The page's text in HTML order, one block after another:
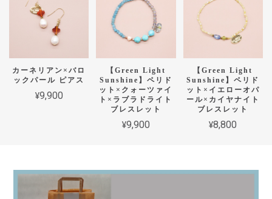
カーネリアン×バロ
ックパール ピアス
¥9,900
【Green Light
Sunshine】ペリド
ット×クォーツァイ
ト×ラブラドライト
ブレスレット
¥9,900
【Green Light
Sunshine】ペリド
ット×イエローオパ
ール×カイヤナイト
ブレスレット
¥8,800